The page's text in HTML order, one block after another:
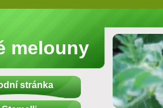
melouny
stránka